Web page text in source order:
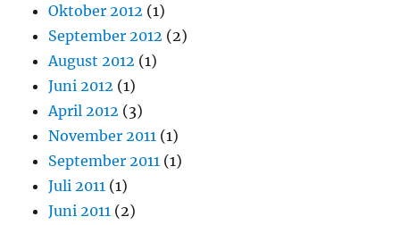
Oktober 2012 (1)
September 2012 (2)
August 2012 (1)
Juni 2012 (1)
April 2012 (3)
November 2011 (1)
September 2011 (1)
Juli 2011 (1)
Juni 2011 (2)